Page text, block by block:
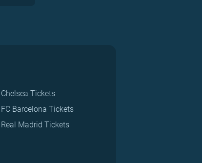
Chelsea Tickets
FC Barcelona Tickets
Real Madrid Tickets